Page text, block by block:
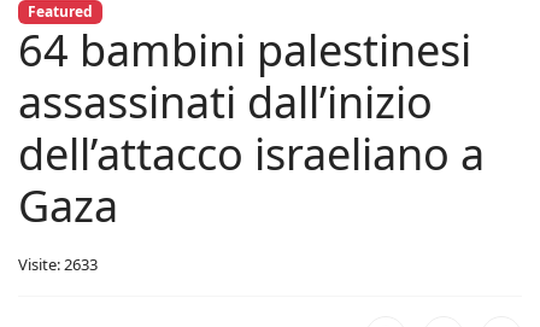
Featured
64 bambini palestinesi
assassinati dall’inizio
dell’attacco israeliano a
Gaza
Visite: 2633